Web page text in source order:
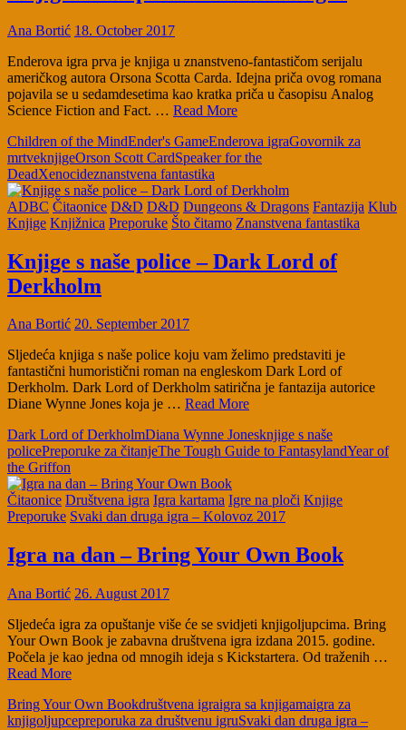
Ana Bortić 18. October 2017
Enderova igra prva je knjiga u znanstveno-fantastičom serijalu
američkog autora Orsona Scotta Carda. Idejna priča ovog romana
pojavila se u sedamdesetima kao kratka priča u časopisu Analog
Science Fiction and Fact. … Read More
Children of the MindEnder's GameEnderova igraGovornik za
mrtveknjigeOrson Scott CardSpeaker for the
DeadXenocideznanstvena fantastika
ADBC Čitaonice D&D D&D Dungeons & Dragons Fantazija Klub
Knjige Knjižnica Preporuke Što čitamo Znanstvena fantastika
Knjige s naše police – Dark Lord of
Derkholm
Ana Bortić 20. September 2017
Sljedeća knjiga s naše police koju vam želimo predstaviti je
fantastični humoristični roman na engleskom Dark Lord of
Derkholm. Dark Lord of Derkholm satirična je fantazija autorice
Diane Wynne Jones koja je … Read More
Dark Lord of DerkholmDiana Wynne Jonesknjige s naše
policePreporuke za čitanjeThe Tough Guide to FantasylandYear of
the Griffon
Čitaonice Društvena igra Igra kartama Igre na ploči Knjige
Preporuke Svaki dan druga igra – Kolovoz 2017
Igra na dan – Bring Your Own Book
Ana Bortić 26. August 2017
Sljedeća igra za opuštanje više će se svidjeti knjigoljupcima. Bring
Your Own Book je zabavna društvena igra izdana 2015. godine.
Počela je kao jedna od mnogih ideja s Kickstartera. Od traženih …
Read More
Bring Your Own Bookdruštvena igraigra sa knjigamaigra za
knjigoljupcepreporuka za društvenu igruSvaki dan druga igra –